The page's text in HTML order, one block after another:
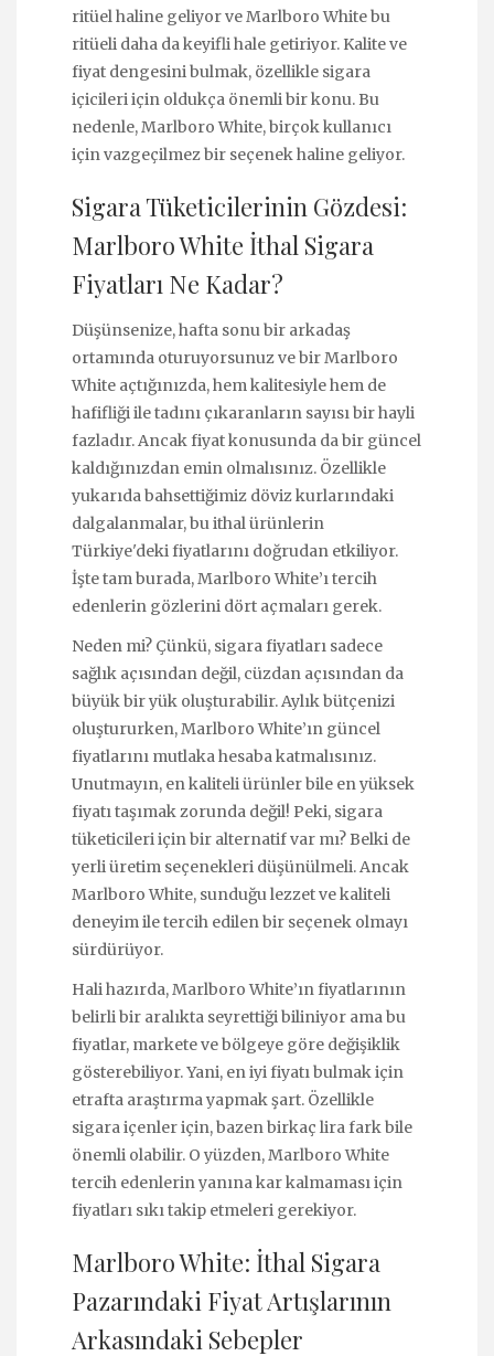
ritüel haline geliyor ve Marlboro White bu
ritüeli daha da keyifli hale getiriyor. Kalite ve
fiyat dengesini bulmak, özellikle sigara
içicileri için oldukça önemli bir konu. Bu
nedenle, Marlboro White, birçok kullanıcı
için vazgeçilmez bir seçenek haline geliyor.
Sigara Tüketicilerinin Gözdesi:
Marlboro White İthal Sigara
Fiyatları Ne Kadar?
Düşünsenize, hafta sonu bir arkadaş
ortamında oturuyorsunuz ve bir Marlboro
White açtığınızda, hem kalitesiyle hem de
hafifliği ile tadını çıkaranların sayısı bir hayli
fazladır. Ancak fiyat konusunda da bir güncel
kaldığınızdan emin olmalısınız. Özellikle
yukarıda bahsettiğimiz döviz kurlarındaki
dalgalanmalar, bu ithal ürünlerin
Türkiye'deki fiyatlarını doğrudan etkiliyor.
İşte tam burada, Marlboro White’ı tercih
edenlerin gözlerini dört açmaları gerek.
Neden mi? Çünkü, sigara fiyatları sadece
sağlık açısından değil, cüzdan açısından da
büyük bir yük oluşturabilir. Aylık bütçenizi
oluştururken, Marlboro White’ın güncel
fiyatlarını mutlaka hesaba katmalısınız.
Unutmayın, en kaliteli ürünler bile en yüksek
fiyatı taşımak zorunda değil! Peki, sigara
tüketicileri için bir alternatif var mı? Belki de
yerli üretim seçenekleri düşünülmeli. Ancak
Marlboro White, sunduğu lezzet ve kaliteli
deneyim ile tercih edilen bir seçenek olmayı
sürdürüyor.
Hali hazırda, Marlboro White’ın fiyatlarının
belirli bir aralıkta seyrettiği biliniyor ama bu
fiyatlar, markete ve bölgeye göre değişiklik
gösterebiliyor. Yani, en iyi fiyatı bulmak için
etrafta araştırma yapmak şart. Özellikle
sigara içenler için, bazen birkaç lira fark bile
önemli olabilir. O yüzden, Marlboro White
tercih edenlerin yanına kar kalmaması için
fiyatları sıkı takip etmeleri gerekiyor.
Marlboro White: İthal Sigara
Pazarındaki Fiyat Artışlarının
Arkasındaki Sebepler